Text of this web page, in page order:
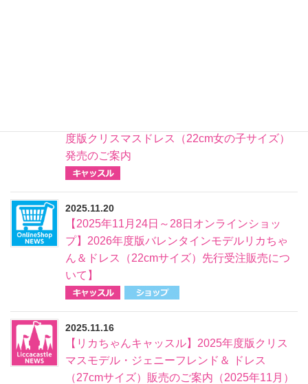
度版クリスマスドレス（22cm女の子サイズ）
発売のご案内
2025.11.20
【2025年11月24日～28日オンラインショッ
プ】2026年度版バレンタインモデルリカちゃ
ん＆ドレス（22cmサイズ）先行受注販売につ
いて】
2025.11.16
【リカちゃんキャッスル】2025年度版クリス
マスモデル・ジェニーフレンド＆ ドレス
（27cmサイズ）販売のご案内（2025年11月）